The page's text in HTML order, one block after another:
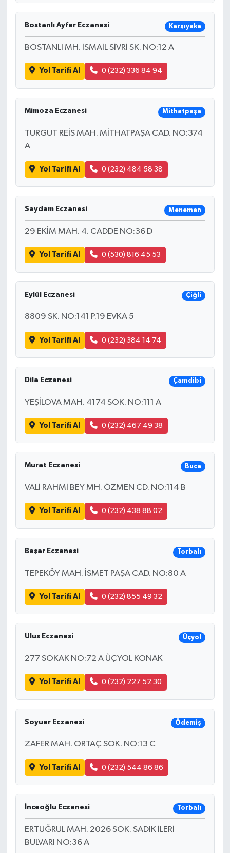
Bostanlı Ayfer Eczanesi Karşıyaka
BOSTANLI MH. İSMAİL SİVRİ SK. NO:12 A
Yol Tarifi Al 0 (232) 336 84 94
Mimoza Eczanesi Mithatpaşa
TURGUT REİS MAH. MİTHATPAŞA CAD. NO:374
A
Yol Tarifi Al 0 (232) 484 58 38
Saydam Eczanesi Menemen
29 EKİM MAH. 4. CADDE NO:36 D
Yol Tarifi Al 0 (530) 816 45 53
Eylül Eczanesi Çiğli
8809 SK. NO:141 P.19 EVKA 5
Yol Tarifi Al 0 (232) 384 14 74
Dila Eczanesi Çamdibi
YEŞİLOVA MAH. 4174 SOK. NO:111 A
Yol Tarifi Al 0 (232) 467 49 38
Murat Eczanesi Buca
VALİ RAHMİ BEY MH. ÖZMEN CD. NO:114 B
Yol Tarifi Al 0 (232) 438 88 02
Başar Eczanesi Torbalı
TEPEKÖY MAH. İSMET PAŞA CAD. NO:80 A
Yol Tarifi Al 0 (232) 855 49 32
Ulus Eczanesi Üçyol
277 SOKAK NO:72 A ÜÇYOL KONAK
Yol Tarifi Al 0 (232) 227 52 30
Soyuer Eczanesi Ödemiş
ZAFER MAH. ORTAÇ SOK. NO:13 C
Yol Tarifi Al 0 (232) 544 86 86
İnceoğlu Eczanesi Torbalı
ERTUĞRUL MAH. 2026 SOK. SADIK İLERİ
BULVARI NO:36 A